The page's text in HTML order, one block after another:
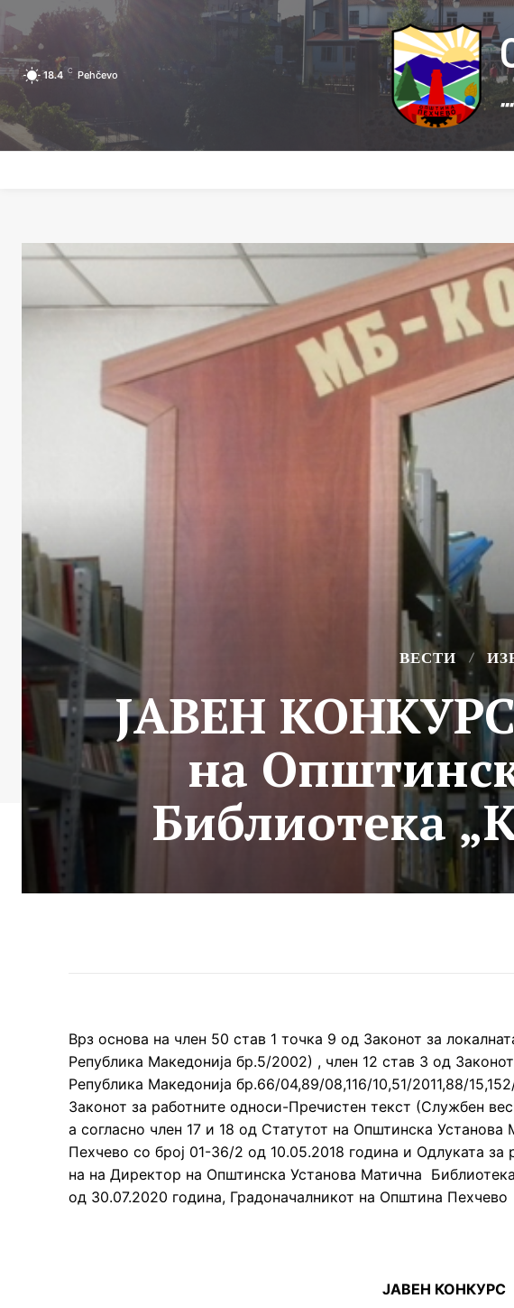
18.4 C Pehčevo
ВЕСТИ
ЈАВЕН
на
Библиотека
Врз основа на член 50 став 1 точка 9 од Законот за
Република Македонија бр.5/2002) , член 12 став 3 од
Република Македонија бр.66/04,89/08,116/10,51/2011,88/
Законот за работните односи-Пречистен текст (Службен
а согласно член 17 и 18 од Статутот на Општинска
Пехчево со број 01-36/2 од 10.05.2018 година и Одлуката
на на Директор на Општинска Установа Матична
од 30.07.2020 година, Градоначалникот на Општина
ЈАВЕН КОНКУРС